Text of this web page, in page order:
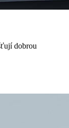
dobrou